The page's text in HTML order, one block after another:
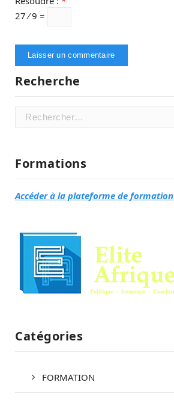
27 ⁄ 9 =
Recherche
Rechercher :
Formations
Accéder à la plateforme de formation
Catégories
FORMATION